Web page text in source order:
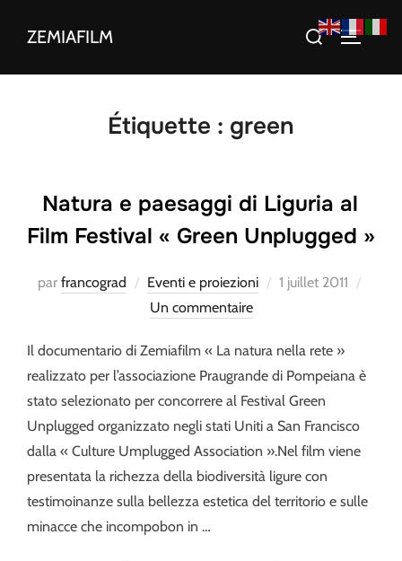
ZEMIAFILM Rechercher :
Étiquette : green
Natura e paesaggi di Liguria al
Film Festival « Green Unplugged »
par francograd Eventi e proiezioni
Publié
1 juillet 2011
Un commentaire
Il documentario di Zemiafilm « La natura nella rete »
realizzato per l’associazione Praugrande di Pompeiana è
stato selezionato per concorrere al Festival Green
Unplugged organizzato negli stati Uniti a San Francisco
dalla « Culture Umplugged Association ».Nel film viene
presentata la richezza della biodiversità ligure con
testimoinanze sulla bellezza estetica del territorio e sulle
minacce che incompobon in …